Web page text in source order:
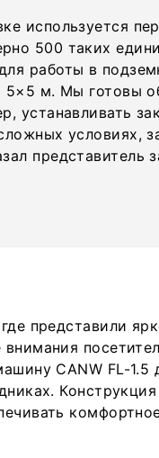
используется
500 таких
работы в
5×5 м. Мы готовы
устанавливать
условиях,
представитель
представили
CANW FL-